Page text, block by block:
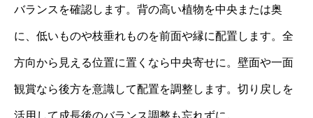
バランスを確認します。背の高い植物を中央または奥
に、低いものや枝垂れものを前面や縁に配置します。全
方向から見える位置に置くなら中央寄せに。壁面や一面
観賞なら後方を意識して配置を調整します。切り戻しを
活用して成長後のバランス調整も忘れずに。